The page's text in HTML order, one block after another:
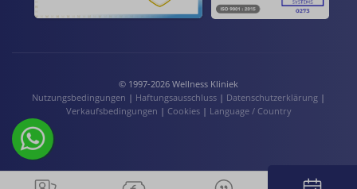
© 1997-2026 Wellness Kliniek
Nutzungsbedingungen | Haftungsausschluss | Datenschutzerklärung |
Verkaufsbedingungen | Cookies| Language / Country